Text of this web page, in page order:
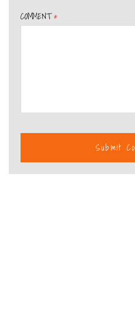
COMMENT*